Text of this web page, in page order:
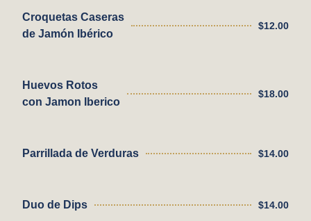
Croquetas Caseras
de Jamón Ibérico
$12.00
Huevos Rotos
con Jamon Iberico
$18.00
Parrillada de Verduras $14.00
Duo de Dips $14.00